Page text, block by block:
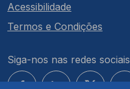
Acessibilidade
Termos e Condições
Siga-nos nas redes sociais